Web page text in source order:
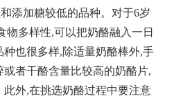
添加糖较低的品种。对于6岁
物多样性,可以把奶酪融入一日
也很多样,除适量奶酪棒外,手
者干酪含量比较高的奶酪片,
外,在挑选奶酪过程中要注意